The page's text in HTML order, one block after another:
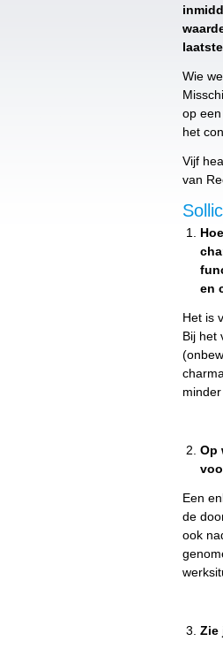
Wie
op
het
Vijf
van
en
Het is
Bij het
minder
Op
Een
de
ook
Zie